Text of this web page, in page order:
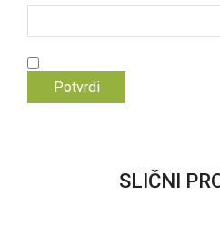
SLIČNI